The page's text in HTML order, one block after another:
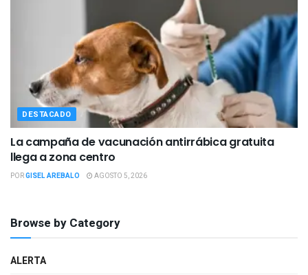
DESTACADO
La campaña de vacunación antirrábica gratuita
llega a zona centro
PORGISEL AREBALO AGOSTO 5, 2026
Browse by Category
ALERTA